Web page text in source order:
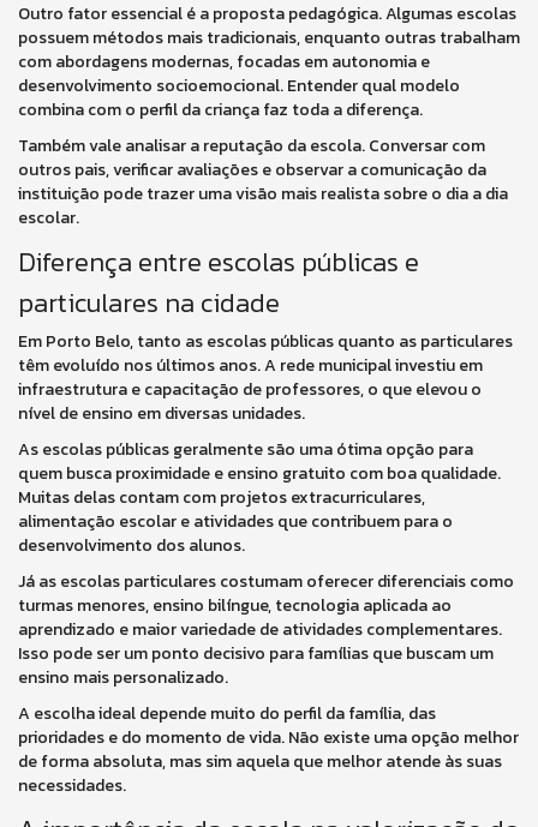
Outro fator essencial é a proposta pedagógica. Algumas escolas
possuem métodos mais tradicionais, enquanto outras trabalham
com abordagens modernas, focadas em autonomia e
desenvolvimento socioemocional. Entender qual modelo
combina com o perfil da criança faz toda a diferença.
Também vale analisar a reputação da escola. Conversar com
outros pais, verificar avaliações e observar a comunicação da
instituição pode trazer uma visão mais realista sobre o dia a dia
escolar.
Diferença entre escolas públicas e
particulares na cidade
Em Porto Belo, tanto as escolas públicas quanto as particulares
têm evoluído nos últimos anos. A rede municipal investiu em
infraestrutura e capacitação de professores, o que elevou o
nível de ensino em diversas unidades.
As escolas públicas geralmente são uma ótima opção para
quem busca proximidade e ensino gratuito com boa qualidade.
Muitas delas contam com projetos extracurriculares,
alimentação escolar e atividades que contribuem para o
desenvolvimento dos alunos.
Já as escolas particulares costumam oferecer diferenciais como
turmas menores, ensino bilíngue, tecnologia aplicada ao
aprendizado e maior variedade de atividades complementares.
Isso pode ser um ponto decisivo para famílias que buscam um
ensino mais personalizado.
A escolha ideal depende muito do perfil da família, das
prioridades e do momento de vida. Não existe uma opção melhor
de forma absoluta, mas sim aquela que melhor atende às suas
necessidades.